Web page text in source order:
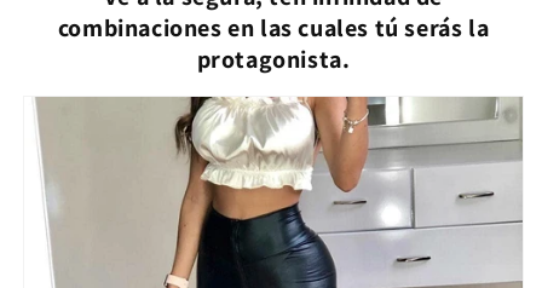
combinaciones en las cuales tú serás la
protagonista.